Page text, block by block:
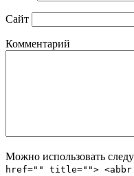
Сайт
Комментарий
Можно использовать
href="" title="">